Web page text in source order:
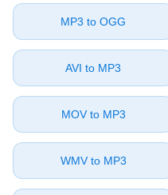
⁦MP3⁩ to ⁦OGG⁩
⁦AVI⁩ to ⁦MP3⁩
⁦MOV⁩ to ⁦MP3⁩
⁦WMV⁩ to ⁦MP3⁩